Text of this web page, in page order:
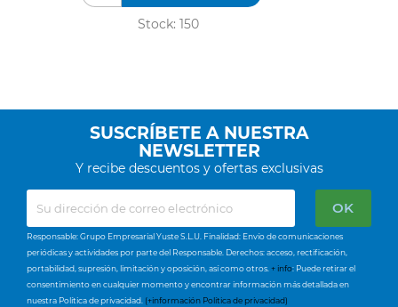
Stock: 150
SUSCRÍBETE A NUESTRA
NEWSLETTER
Y recibe descuentos y ofertas exclusivas
Responsable: Grupo Empresarial Yuste S.L.U. Finalidad: Envío de comunicaciones
periódicas y actividades por parte del Responsable. Derechos: acceso, rectificación,
portabilidad, supresión, limitación y oposición, así como otros. + info: Puede retirar el
consentimiento en cualquier momento y encontrar información más detallada en
nuestra Política de privacidad. (+información Política de privacidad)